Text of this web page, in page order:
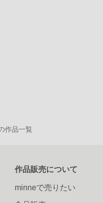
作品一覧
作品販売について
minneで売りたい